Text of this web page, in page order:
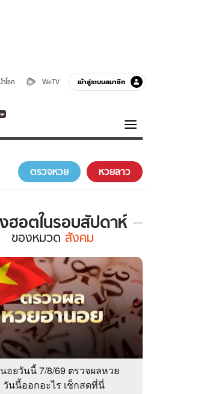
ำโชค WeTV เข้าสู่ระบบสมาชิก
ความรู้รอบตัว
ฮาวทู
ตรวจหวย หวยลาว
งฮอตในรอบสัปดาห์
ของหมวด สังคม
อยวันนี้ 7/8/69 ตรวจผลหวย
วันนี้ออกอะไร เช็กสดที่นี่